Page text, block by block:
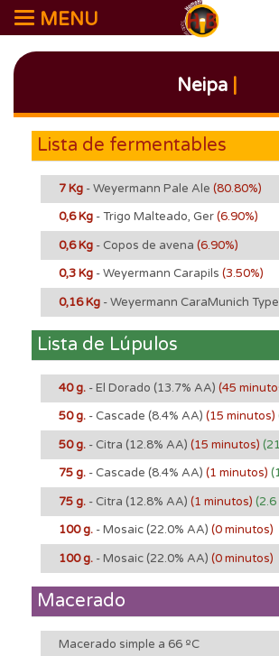
MENU
Neipa|
Lista de fermentables
7 Kg - Weyermann Pale Ale (80.80%)
0,6 Kg - Trigo Malteado, Ger(6.90%)
0,6 Kg - Copos de avena (6.90%)
0,3 Kg - Weyermann Carapils (3.50%)
0,16 Kg - Weyermann CaraMunich Type
Lista de Lúpulos
40 g. - El Dorado (13.7% AA) (45
50 g. - Cascade (8.4% AA) (15 minutos)
50 g. - Citra (12.8% AA) (15 minutos)
75 g. - Cascade (8.4% AA) (1 minutos)
75 g. - Citra (12.8% AA) (1 minutos) (2.6
100 g. - Mosaic(22.0% AA) (0 minutos)
100 g. - Mosaic (22.0% AA) (0 minutos)
Macerado
Macerado simple a 66 ºC